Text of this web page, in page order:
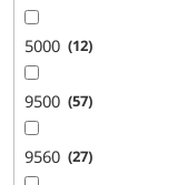
5000 12
9500 57
9560 27